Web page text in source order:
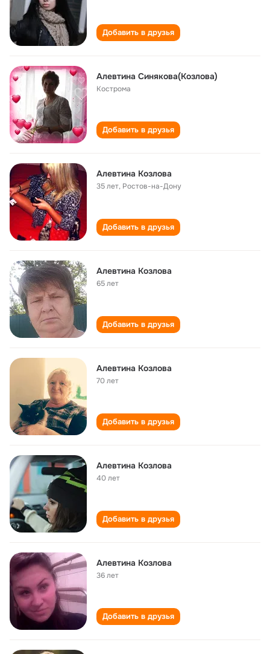
Добавить в друзья
Алевтина Синякова(Козлова)
Кострома
Добавить в друзья
Алевтина Козлова
35 лет, Ростов-на-Дону
Добавить в друзья
Алевтина Козлова
65 лет
Добавить в друзья
Алевтина Козлова
70 лет
Добавить в друзья
Алевтина Козлова
40 лет
Добавить в друзья
Алевтина Козлова
36 лет
Добавить в друзья